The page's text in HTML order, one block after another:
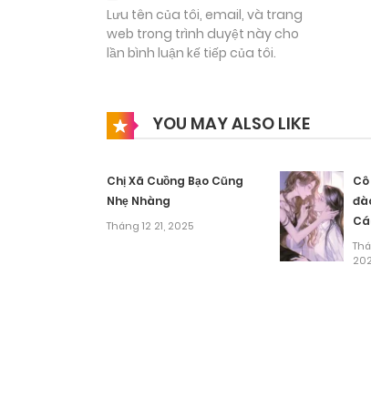
mị. Cơ thể cô bắt đầu nóng lên hơi thở
Lưu tên của tôi, email, và trang
web trong trình duyệt này cho
lần bình luận kế tiếp của tôi.
YOU MAY ALSO LIKE
Chị Xã Cuồng Bạo Cũng
Nhẹ Nhàng
Tháng 12 21, 2025
si